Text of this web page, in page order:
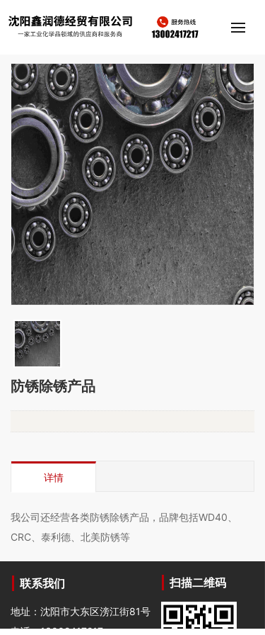
防锈除锈产品
详情
我公司还经营各类防锈除锈产品，品牌包括WD40、
CRC、泰利德、北美防锈等
扫描二维码
联系我们
地址：沈阳市大东区滂江街81号
电话：13002417217